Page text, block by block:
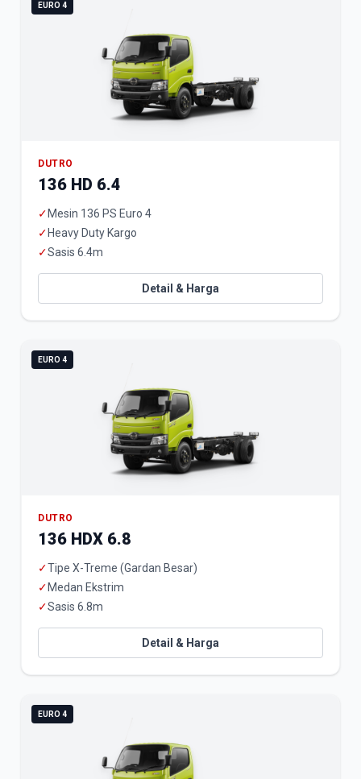
EURO 4
DUTRO
136 HD 6.4
✓ Mesin 136 PS Euro 4
✓ Heavy Duty Kargo
✓Sasis 6.4m
Detail & Harga
EURO 4
DUTRO
136 HDX 6.8
✓Tipe X-Treme (Gardan Besar)
✓ Medan Ekstrim
✓Sasis 6.8m
Detail & Harga
EURO 4